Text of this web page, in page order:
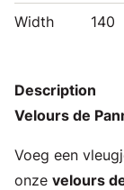
Width 140
Description
Velours de
Voeg een
onze velours